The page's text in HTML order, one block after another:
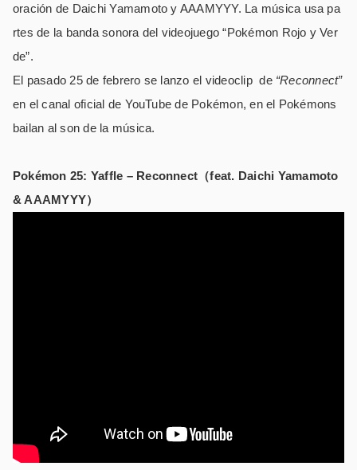
oración de Daichi Yamamoto y AAAMYYY. La música usa pa
rtes de la banda sonora del videojuego “Pokémon Rojo y Ver
de”.
El pasado 25 de febrero se lanzo el videoclip de “Reconnect”
en el canal oficial de YouTube de Pokémon, en el Pokémons
bailan al son de la música.
Pokémon 25: Yaffle – Reconnect（feat. Daichi Yamamoto
& AAAMYYY）